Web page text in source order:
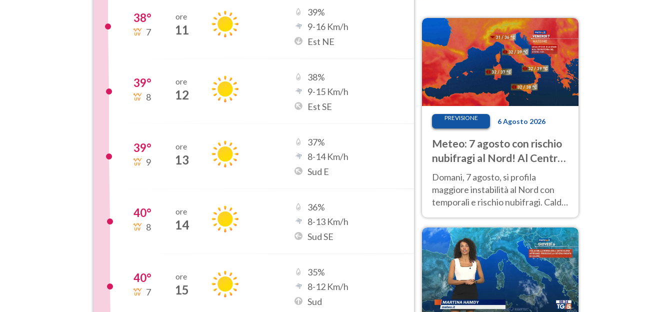
38°
7
ore
11
39%
9-16 Km/h
Est NE
39°
8
ore
12
38%
9-15 Km/h
Est SE
39°
9
ore
13
37%
8-14Km/h
Sud E
40°
8
ore
14
36%
8-13 Km/h
Sud SE
40°
7
ore
15
35%
8-12 Km/h
Sud
PREVISIONE 6 Agosto 2026
Meteo: 7 agosto con rischio
nubifragi al Nord! Al Centro-
Sud caldo estremo
Domani, 7 agosto, si profila
maggiore instabilità al Nord con
temporali e rischio nubifragi. Caldo
previsioni.